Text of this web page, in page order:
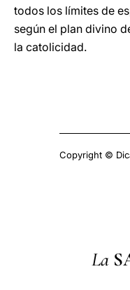
todos los límites de
según el plan divino
la catolicidad.
Copyright ©
La